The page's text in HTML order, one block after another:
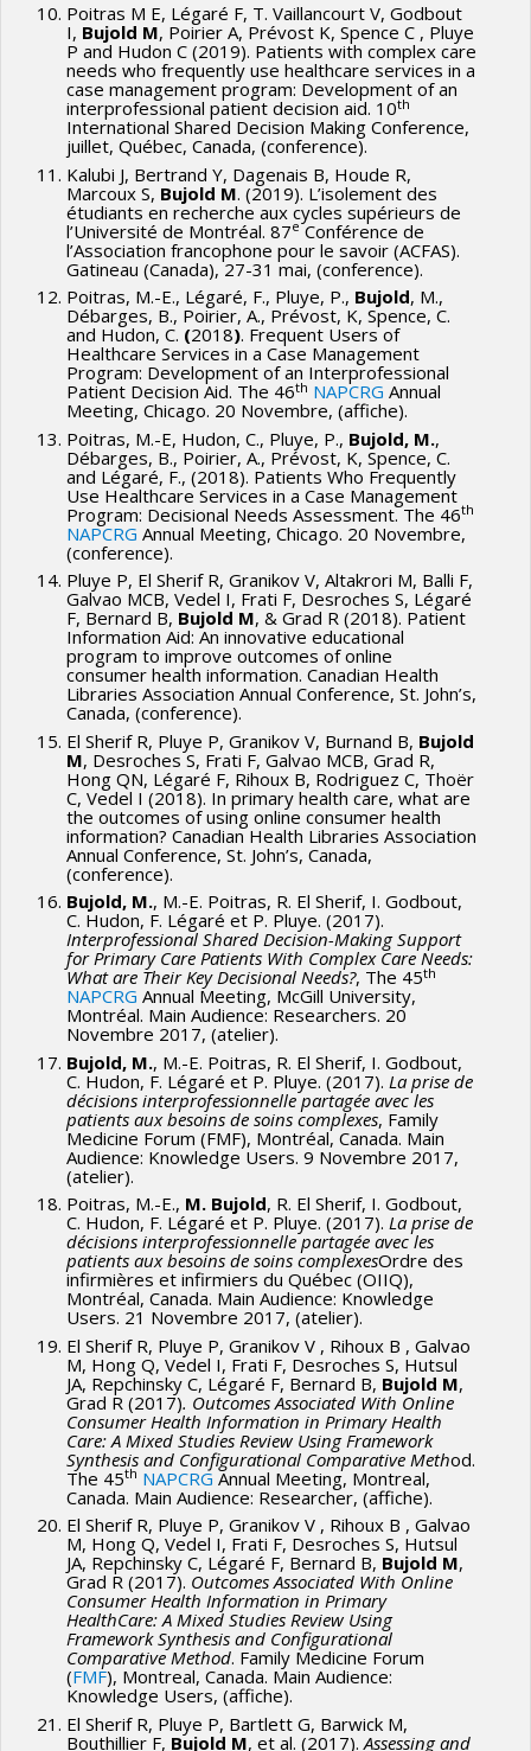
Poitras M E, Légaré F, T. Vaillancourt V, Godbout
I, Bujold M, Poirier A, Prévost K, Spence C , Pluye
P and Hudon C (2019). Patients with complex care
needs who frequently use healthcare services in a
case management program: Development of an
interprofessional patient decision aid. 10th
International Shared Decision Making Conference,
juillet, Québec, Canada, (conference).
Kalubi J, Bertrand Y, Dagenais B, Houde R,
Marcoux S, Bujold M. (2019). L’isolement des
étudiants en recherche aux cycles supérieurs de
l’Université de Montréal. 87eConférence de
l’Association francophone pour le savoir (ACFAS).
Gatineau (Canada), 27-31 mai, (conference).
Poitras, M.-E., Légaré, F., Pluye, P., Bujold, M.,
Débarges, B., Poirier, A., Prévost, K, Spence, C.
and Hudon, C. (2018). Frequent Users of
Healthcare Services in a Case Management
Program: Development of an Interprofessional
Patient Decision Aid. The 46th NAPCRG Annual
Meeting, Chicago. 20 Novembre, (affiche).
Poitras, M.-E, Hudon, C., Pluye, P., Bujold, M.,
Débarges, B., Poirier, A., Prévost, K, Spence, C.
and Légaré, F., (2018). Patients Who Frequently
Use Healthcare Services in a Case Management
Program: Decisional Needs Assessment. The 46th
NAPCRG Annual Meeting, Chicago. 20 Novembre,
(conference).
Pluye P, El Sherif R, Granikov V, Altakrori M, Balli F,
Galvao MCB, Vedel I, Frati F, Desroches S, Légaré
F, Bernard B, Bujold M, & Grad R (2018). Patient
Information Aid: An innovative educational
program to improve outcomes of online
consumer health information. Canadian Health
Libraries Association Annual Conference, St. John’s,
Canada, (conference).
El Sherif R, Pluye P, Granikov V, Burnand B, Bujold
M, Desroches S, Frati F, Galvao MCB, Grad R,
Hong QN, Légaré F, Rihoux B, Rodriguez C, Thoër
C, Vedel I (2018). In primary health care, what are
the outcomes of using online consumer health
information? Canadian Health Libraries Association
Annual Conference, St. John’s, Canada,
(conference).
Bujold, M., M.-E. Poitras, R. El Sherif, I. Godbout,
C. Hudon, F. Légaré et P. Pluye. (2017).
Interprofessional Shared Decision-Making Support
for Primary Care Patients With Complex Care Needs:
What are Their Key Decisional Needs?, The 45th
NAPCRG Annual Meeting, McGill University,
Montréal. Main Audience: Researchers. 20
Novembre 2017, (atelier).
Bujold, M., M.-E. Poitras, R. El Sherif, I. Godbout,
C. Hudon, F. Légaré et P. Pluye. (2017). La prise de
décisions interprofessionnelle partagée avec les
patients aux besoins de soins complexes, Family
Medicine Forum (FMF), Montréal, Canada. Main
Audience: Knowledge Users. 9 Novembre 2017,
(atelier).
Poitras, M.-E., M. Bujold, R. El Sherif, I. Godbout,
C. Hudon, F. Légaré et P. Pluye. (2017). La prise de
décisions interprofessionnelle partagée avec les
patients aux besoins de soins complexesOrdre des
infirmières et infirmiers du Québec (OIIQ),
Montréal, Canada. Main Audience: Knowledge
Users. 21 Novembre 2017, (atelier).
El Sherif R, Pluye P, Granikov V , Rihoux B , Galvao
M, Hong Q, Vedel I, Frati F, Desroches S, Hutsul
JA, Repchinsky C, Légaré F, Bernard B, Bujold M,
Grad R (2017). Outcomes Associated With Online
Consumer Health Information in Primary Health
Care: A Mixed Studies Review Using Framework
Synthesis and Configurational Comparative Method.
The 45th NAPCRG Annual Meeting, Montreal,
Canada. Main Audience: Researcher, (affiche).
El Sherif R, Pluye P, Granikov V , Rihoux B , Galvao
M, Hong Q, Vedel I, Frati F, Desroches S, Hutsul
JA, Repchinsky C, Légaré F, Bernard B, Bujold M,
Grad R (2017). Outcomes Associated With Online
Consumer Health Information in Primary
HealthCare: A Mixed Studies Review Using
Framework Synthesis and Configurational
Comparative Method. Family Medicine Forum
(FMF), Montreal, Canada. Main Audience:
Knowledge Users, (affiche).
El Sherif R, Pluye P, Bartlett G, Barwick M,
Bouthillier F, Bujold M, et al. (2017). Assessing and